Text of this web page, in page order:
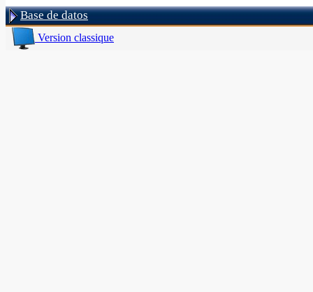
Base de datos
Version classique